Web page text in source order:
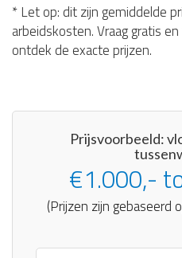
* Let op: dit zijn gemiddelde
arbeidskosten. Vraag gratis
ontdek de exacte prijzen.
Prijsvoorbeeld:
€1.000,-
(Prijzen zijn gebaseerd